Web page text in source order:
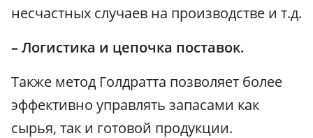
несчастных случаев на производстве и т.д.
– Логистика и цепочка поставок.
Также метод Голдратта позволяет более
эффективно управлять запасами как
сырья, так и готовой продукции.